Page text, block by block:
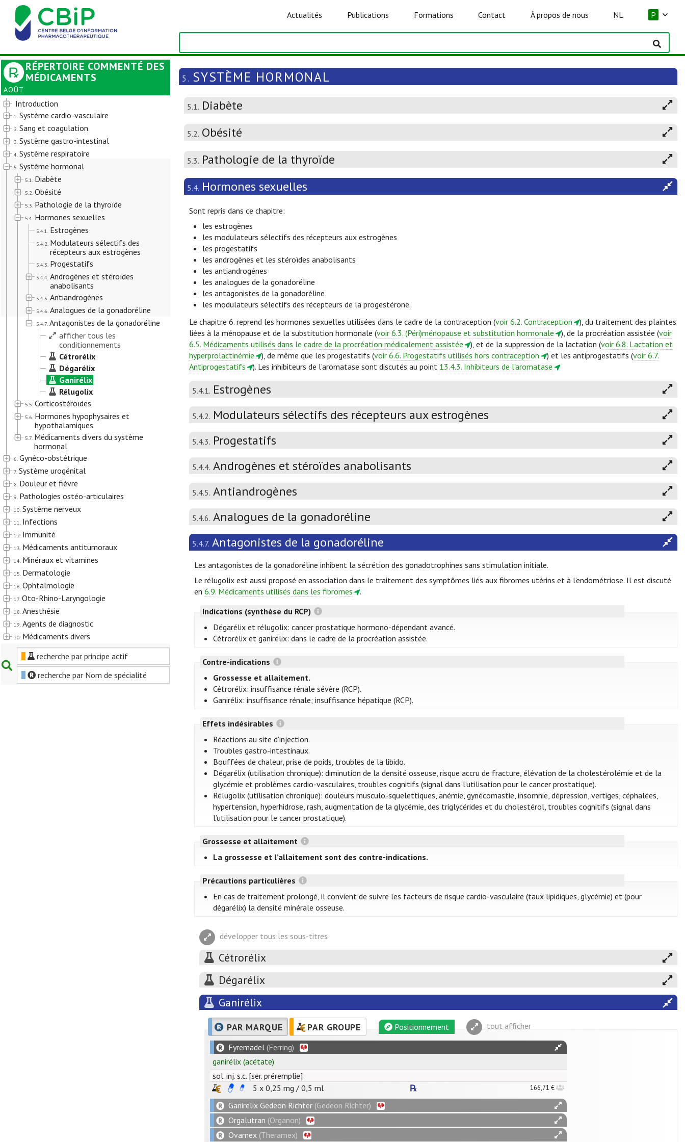
Actualités Publications Formations Contact À propos de nous NL P
RÉPERTOIRE COMMENTÉ DES
MÉDICAMENTS
AOÛT
Introduction
1. Système cardio-vasculaire
2. Sang et coagulation
3. Système gastro-intestinal
4. Système respiratoire
5. Système hormonal
5.1. Diabète
5.2. Obésité
5.3. Pathologie de la thyroïde
5.4. Hormones sexuelles
5.4.1. Estrogènes
5.4.2. Modulateurs sélectifs des
récepteurs aux estrogènes
5.4.3. Progestatifs
5.4.4. Androgènes et stéroïdes
anabolisants
5.4.5. Antiandrogènes
5.4.6. Analogues de la gonadoréline
5.4.7. Antagonistes de la gonadoréline
afficher tous les
conditionnements
Cétrorélix
Dégarélix
Ganirélix
Rélugolix
5.5. Corticostéroïdes
5.6. Hormones hypophysaires et
hypothalamiques
5.7. Médicaments divers du système
hormonal
6. Gynéco-obstétrique
7. Système urogénital
8. Douleur et fièvre
9. Pathologies ostéo-articulaires
10. Système nerveux
11. Infections
12. Immunité
13. Médicaments antitumoraux
14. Minéraux et vitamines
15. Dermatologie
16. Ophtalmologie
17. Oto-Rhino-Laryngologie
18. Anesthésie
19. Agents de diagnostic
20. Médicaments divers
recherche par principe actif
recherche par Nom de spécialité
5. SYSTÈME HORMONAL
5.1. Diabète
5.2. Obésité
5.3. Pathologie de la thyroïde
5.4. Hormones sexuelles
Sont repris dans ce chapitre:
les estrogènes
les modulateurs sélectifs des récepteurs aux estrogènes
les progestatifs
les androgènes et les stéroïdes anabolisants
les antiandrogènes
les analogues de la gonadoréline
les antagonistes de la gonadoréline
les modulateurs sélectifs des récepteurs de la progestérone.
Le chapitre 6. reprend les hormones sexuelles utilisées dans le cadre de la contraception (voir 6.2. Contraception
), du traitement des plaintes
liées à la ménopause et de la substitution hormonale (voir 6.3. (Péri)ménopause et substitution hormonale ), de la procréation assistée (voir
6.5. Médicaments utilisés dans le cadre de la procréation médicalement assistée
), et de la suppression de la lactation (voir 6.8. Lactation et
hyperprolactinémie
), de même que les progestatifs (voir 6.6. Progestatifs utilisés hors contraception ) et les antiprogestatifs (voir 6.7.
Antiprogestatifs
). Les inhibiteurs de l’aromatase sont discutés au point 13.4.3. Inhibiteurs de l'aromatase
5.4.1. Estrogènes
5.4.2. Modulateurs sélectifs des récepteurs aux estrogènes
5.4.3. Progestatifs
5.4.4. Androgènes et stéroïdes anabolisants
5.4.5. Antiandrogènes
5.4.6. Analogues de la gonadoréline
5.4.7. Antagonistes de la gonadoréline
Les antagonistes de la gonadoréline inhibent la sécrétion des gonadotrophines sans stimulation initiale.
Le rélugolix est aussi proposé en association dans le traitement des symptômes liés aux fibromes utérins et à l’endométriose. Il est discuté
en 6.9. Médicaments utilisés dans les fibromes
.
Indications (synthèse du RCP)
Dégarélix et rélugolix: cancer prostatique hormono-dépendant avancé.
Cétrorélix et ganirélix: dans le cadre de la procréation assistée.
Contre-indications
Grossesse et allaitement.
Cétrorélix: insuffisance rénale sévère (RCP).
Ganirélix: insuffisance rénale; insuffisance hépatique (RCP).
Effets indésirables
Réactions au site d’injection.
Troubles gastro-intestinaux.
Bouffées de chaleur, prise de poids, troubles de la libido.
Dégarélix (utilisation chronique): diminution de la densité osseuse, risque accru de fracture, élévation de la cholestérolémie et de la
glycémie et problèmes cardio-vasculaires, troubles cognitifs (signal dans l’utilisation pour le cancer prostatique).
Rélugolix (utilisation chronique): douleurs musculo-squelettiques, anémie, gynécomastie, insomnie, dépression, vertiges, céphalées,
hypertension, hyperhidrose, rash, augmentation de la glycémie, des triglycérides et du cholestérol, troubles cognitifs (signal dans
l’utilisation pour le cancer prostatique).
Grossesse et allaitement
La grossesse et l’allaitement sont des contre-indications.
Précautions particulières
En cas de traitement prolongé, il convient de suivre les facteurs de risque cardio-vasculaire (taux lipidiques, glycémie) et (pour
dégarélix) la densité minérale osseuse.
développer tous les sous-titres
Cétrorélix
Dégarélix
Ganirélix
PAR MARQUE PAR GROUPE Positionnement tout afficher
Fyremadel (Ferring)
ganirélix (acétate)
sol. inj. s.c. [ser. préremplie]
5 x 0,25 mg / 0,5 ml 166,71 €
Ganirelix Gedeon Richter (Gedeon Richter)
Orgalutran (Organon)
Ovamex (Theramex)